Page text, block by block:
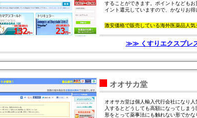
することができます。ポイントなども
イント還元していますので、かなりお得
激安価格で販売している海外医薬品人気
≫≫ くすりエクスプレ
オオサカ堂
オオサカ堂は個人輸入代行会社になり
入するとどうしても高額になってしま
形をとって薬事法にも触れない形でか